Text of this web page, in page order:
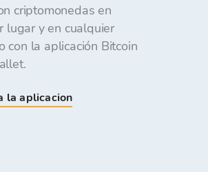
criptomonedas en
lugar y en cualquier
con la aplicación Bitcoin
la aplicacion